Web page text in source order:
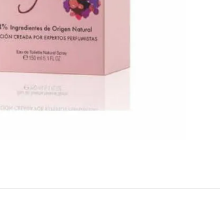
Higiene Bucal
Cuidado Capilar
Protección Femenina
Incontinencia